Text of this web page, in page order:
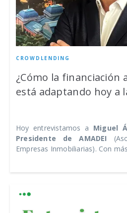
CROWDLENDING
¿Cómo la financiación
está adaptando hoy a
Hoy entrevistamos a Miguel
Presidente de AMADEI
Empresas Inmobiliarias). Con